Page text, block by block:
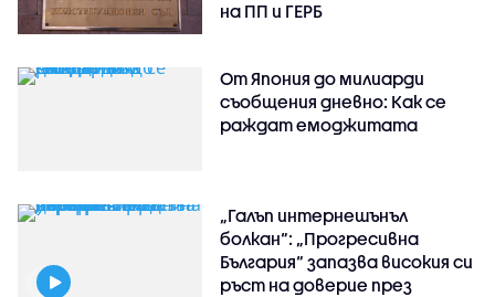
на ПП и ГЕРБ
От Япония до милиарди
съобщения дневно: Как се
раждат емоджитата
„Галъп интернешънъл
болкан“: „Прогресивна
България“ запазва високия си
ръст на доверие през